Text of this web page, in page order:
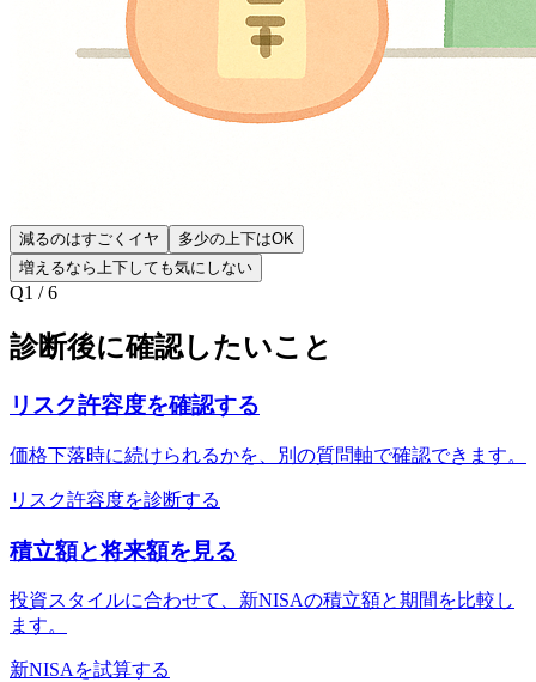
減るのはすごくイヤ
多少の上下はOK
増えるなら上下しても気にしない
Q1 /6
診断後に確認したいこと
リスク許容度を確認する
価格下落時に続けられるかを、別の質問軸で確認できます。
リスク許容度を診断する
積立額と将来額を見る
投資スタイルに合わせて、新NISAの積立額と期間を比較し
ます。
新NISAを試算する